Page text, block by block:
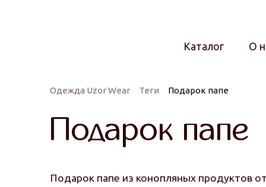
Каталог О
Одежда Uzor Wear Теги Подарок папе
Подарок папе
Подарок папе из конопляных продуктов